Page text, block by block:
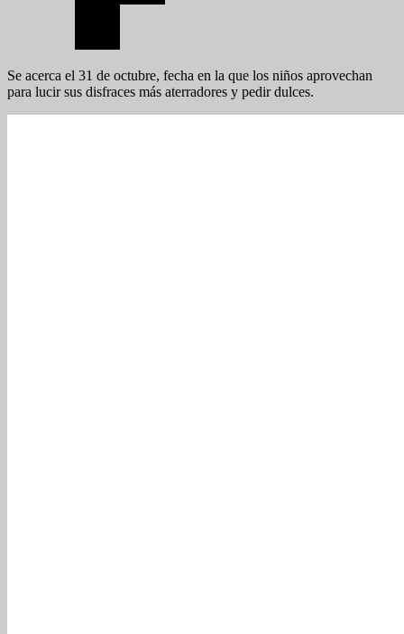
Se acerca el 31 de octubre, fecha en la que los niños aprovechan
para lucir sus disfraces más aterradores y pedir dulces.